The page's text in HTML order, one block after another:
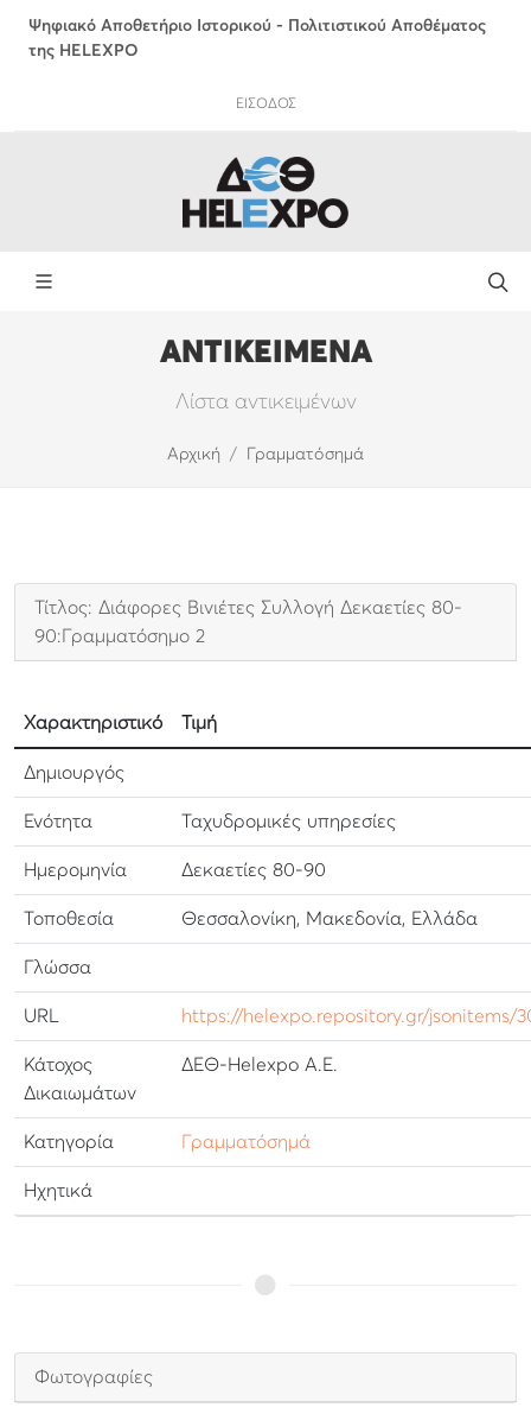
Ψηφιακό Αποθετήριο Ιστορικού - Πολιτιστικού Αποθέματος
της HELEXPO
ΕΙΣΟΔΟΣ
ΑΝΤΙΚΕΙΜΕΝΑ
Λίστα αντικειμένων
Αρχική Γραμματόσημά
Τίτλος: Διάφορες Βινιέτες Συλλογή Δεκαετίες 80-
90:Γραμματόσημο 2
Χαρακτηριστικό Τιμή
Δημιουργός
Ενότητα Ταχυδρομικές υπηρεσίες
Ημερομηνία Δεκαετίες 80-90
Τοποθεσία Θεσσαλονίκη, Μακεδονία, Ελλάδα
Γλώσσα
URL https://helexpo.repository.gr/jsonitems/
Κάτοχος
Δικαιωμάτων
ΔΕΘ-Helexpo Α.Ε.
Κατηγορία Γραμματόσημά
Ηχητικά
Φωτογραφίες